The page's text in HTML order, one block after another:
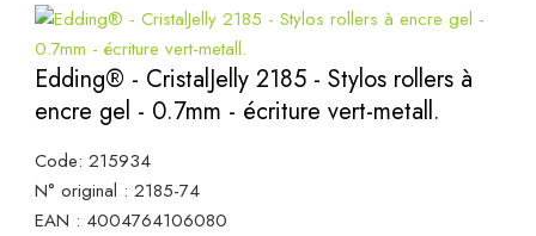
Edding® - CristalJelly 2185 - Stylos rollers à
encre gel - 0.7mm - écriture vert-metall.
Code: 215934
N° original : 2185-74
EAN : 4004764106080